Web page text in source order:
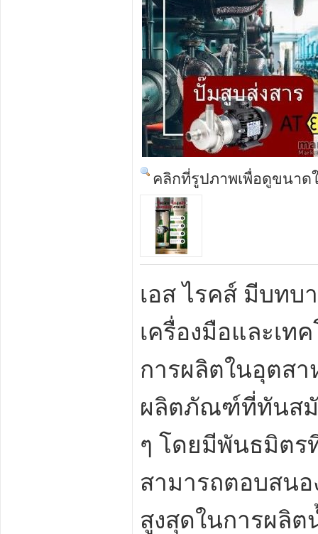
คลิกที่รูปภาพเพื่อดูขนาด
เอส ไรคส์ มีบท
เครื่องมือและเ
การผลิตในอุตสา
ผลิตภัณฑ์ที่ทันสมั
ๆ โดยมีพันธมิตร
สามารถตอบสน
สูงสุดในการผลิ